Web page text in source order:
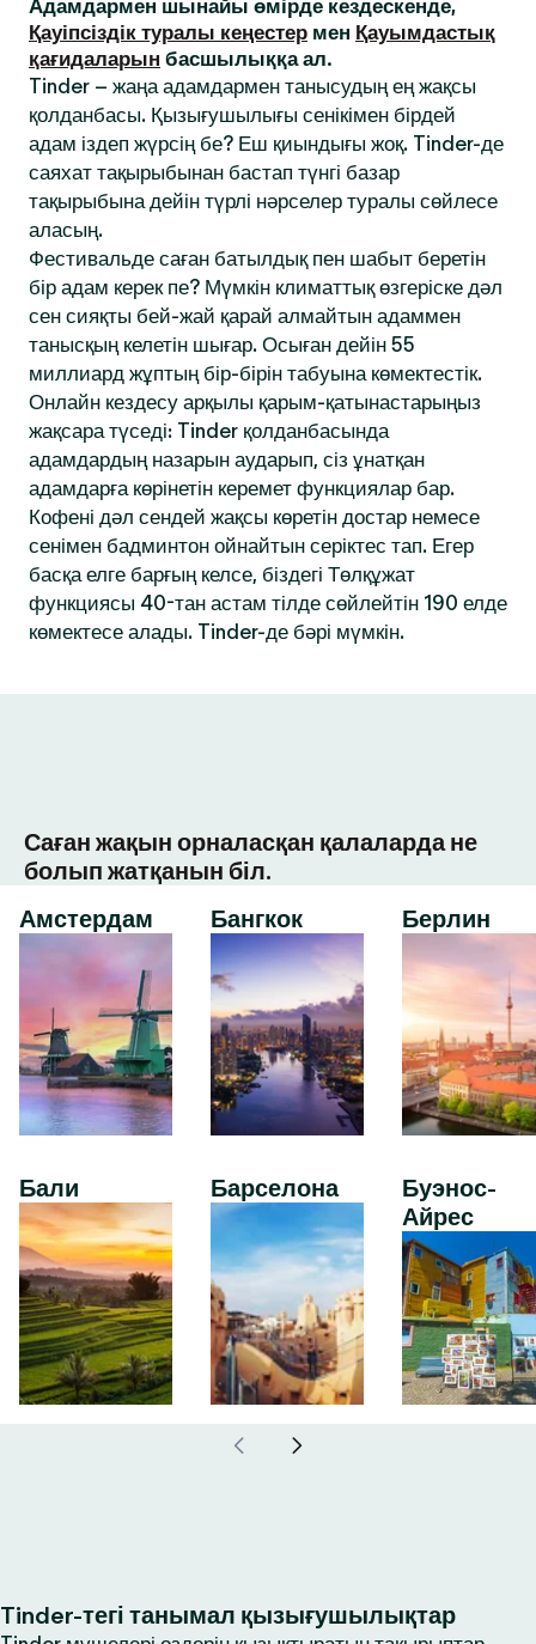
Адамдармен шынайы өмірде кездескенде,
Қауіпсіздік туралы кеңестер мен Қауымдастық
қағидаларын басшылыққа ал.
Tinder – жаңа адамдармен танысудың ең жақсы
қолданбасы. Қызығушылығы сенікімен бірдей
адам іздеп жүрсің бе? Еш қиындығы жоқ. Tinder-де
саяхат тақырыбынан бастап түнгі базар
тақырыбына дейін түрлі нәрселер туралы сөйлесе
аласың.
Фестивальде саған батылдық пен шабыт беретін
бір адам керек пе? Мүмкін климаттық өзгеріске дәл
сен сияқты бей-жай қарай алмайтын адаммен
танысқың келетін шығар. Осыған дейін 55
миллиард жұптың бір-бірін табуына көмектестік.
Онлайн кездесу арқылы қарым-қатынастарыңыз
жақсара түседі: Tinder қолданбасында
адамдардың назарын аударып, сіз ұнатқан
адамдарға көрінетін керемет функциялар бар.
Кофені дәл сендей жақсы көретін достар немесе
сенімен бадминтон ойнайтын серіктес тап. Егер
басқа елге барғың келсе, біздегі Төлқұжат
функциясы 40-тан астам тілде сөйлейтін 190 елде
көмектесе алады. Tinder-де бәрі мүмкін.
Саған жақын орналасқан қалаларда не
болып жатқанын біл.
Амстердам
Бали
Бангкок
Барселона
Берлин
Буэнос-
Айрес
Tinder-тегі танымал қызығушылықтар